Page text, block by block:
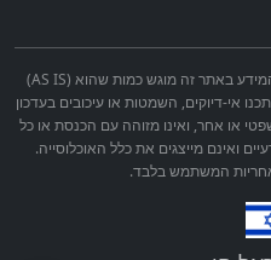
המידע באתר זה מוגש כמות שהוא (AS IS)
אי-דיוקים, השמטות או עיכובים בעדכון
או אחר, ואינו מזוהה עם הכנסת או כל
ואינם מייצגים את כלל האוכלוסייה.
המשתמש בלבד.